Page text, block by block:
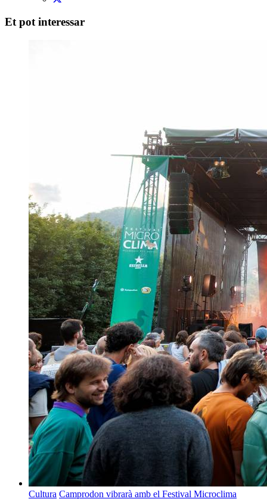
Et pot interessar
Cultura Camprodon vibrarà amb el Festival Microclima